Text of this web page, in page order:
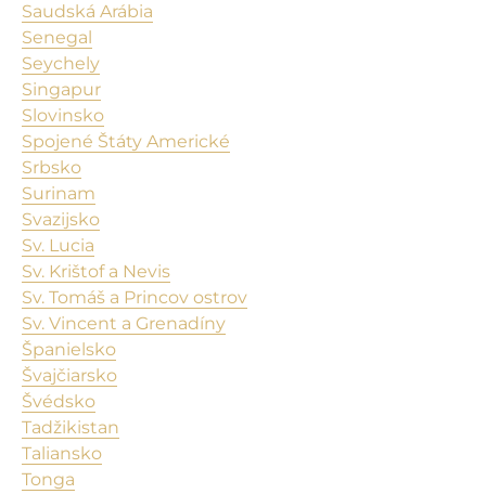
Saudská Arábia
Senegal
Seychely
Singapur
Slovinsko
Spojené Štáty Americké
Srbsko
Surinam
Svazijsko
Sv. Lucia
Sv. Krištof a Nevis
Sv. Tomáš a Princov ostrov
Sv. Vincent a Grenadíny
Španielsko
Švajčiarsko
Švédsko
Tadžikistan
Taliansko
Tonga